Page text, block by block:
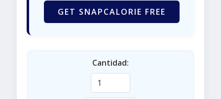
GET SNAPCALORIE FREE
Cantidad: